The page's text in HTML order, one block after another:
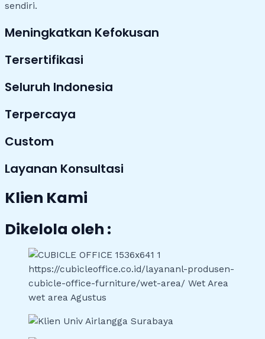
sendiri.
Meningkatkan Kefokusan
Tersertifikasi
Seluruh Indonesia
Terpercaya
Custom
Layanan Konsultasi
Klien Kami
Dikelola oleh :